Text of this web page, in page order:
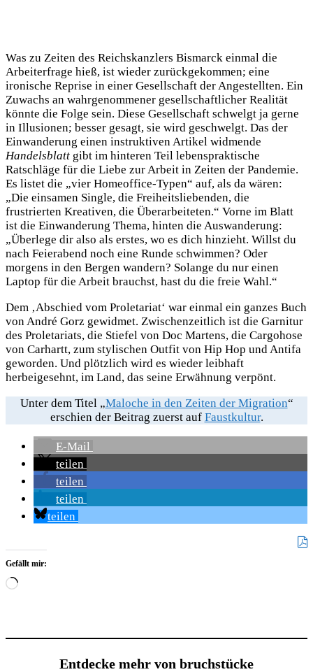
Was zu Zeiten des Reichskanzlers Bismarck einmal die
Arbeiterfrage hieß, ist wieder zurückgekommen; eine
ironische Reprise in einer Gesellschaft der Angestellten. Ein
Zuwachs an wahrgenommener gesellschaftlicher Realität
könnte die Folge sein. Diese Gesellschaft schwelgt ja gerne
in Illusionen; besser gesagt, sie wird geschwelgt. Das der
Einwanderung einen instruktiven Artikel widmende
Handelsblatt gibt im hinteren Teil lebenspraktische
Ratschläge für die Liebe zur Arbeit in Zeiten der Pandemie.
Es listet die „vier Homeoffice-Typen“ auf, als da wären:
„Die einsamen Single, die Freiheitsliebenden, die
frustrierten Kreativen, die Überarbeiteten.“ Vorne im Blatt
ist die Einwanderung Thema, hinten die Auswanderung:
„Überlege dir also als erstes, wo es dich hinzieht. Willst du
nach Feierabend noch eine Runde schwimmen? Oder
morgens in den Bergen wandern? Solange du nur einen
Laptop für die Arbeit brauchst, hast du die freie Wahl.“
Dem ‚Abschied vom Proletariat‘ war einmal ein ganzes Buch
von André Gorz gewidmet. Zwischenzeitlich ist die Garnitur
des Proletariats, die Stiefel von Doc Martens, die Cargohose
von Carhartt, zum stylischen Outfit von Hip Hop und Antifa
geworden. Und plötzlich wird es wieder leibhaft
herbeigesehnt, im Land, das seine Erwähnung verpönt.
Unter dem Titel „Maloche in den Zeiten der Migration“
erschien der Beitrag zuerst auf Faustkultur.
E-Mail
teilen
teilen
teilen
teilen
Gefällt mir:
Wird
Entdecke mehr von bruchstücke